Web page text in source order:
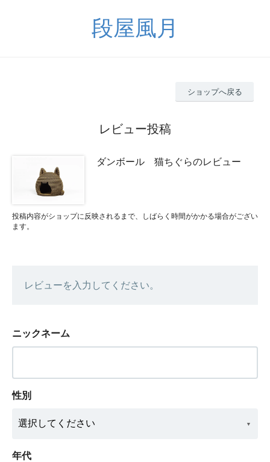
段屋風月
ショップへ戻る
レビュー投稿
ダンボール 猫ちぐらのレビュー
投稿内容がショップに反映されるまで、しばらく時間がかかる場合がござい
ます。
レビューを入力してください。
ニックネーム
性別
年代